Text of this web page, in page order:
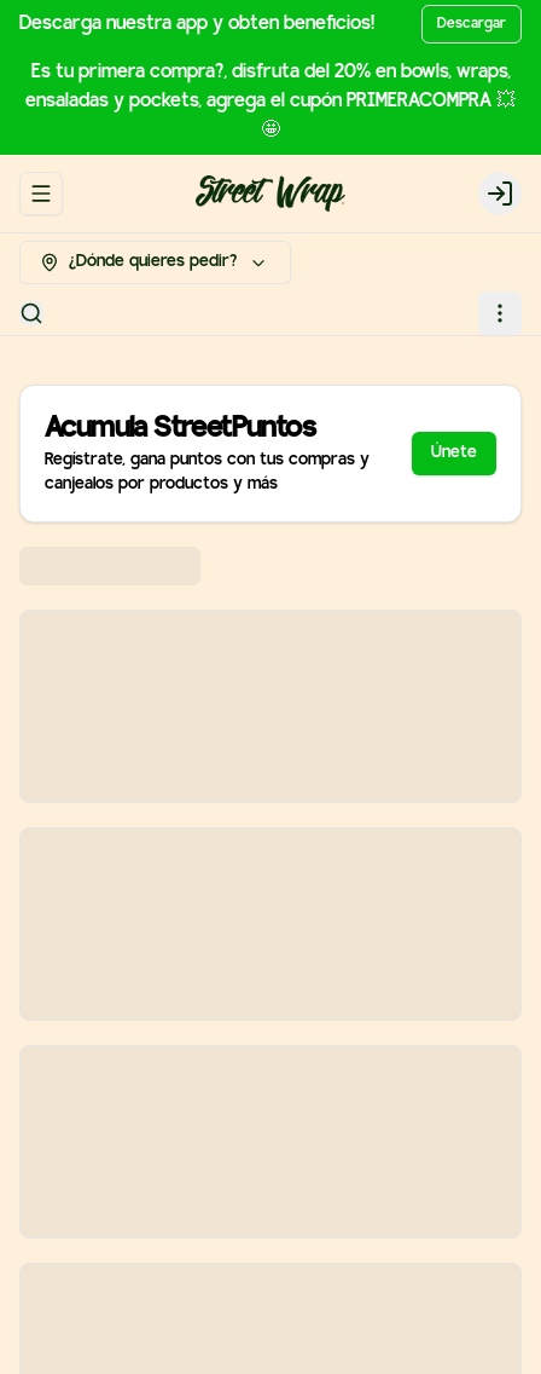
Descarga nuestra app y obten beneficios! Descargar
Es tu primera compra?, disfruta del 20% en bowls, wraps,
ensaladas y pockets, agrega el cupón PRIMERACOMPRA 💥
🤩
Abrir menu de navegación Login
¿Dónde quieres pedir?
AcumulaStreetPuntos
Regístrate, gana puntos con tus compras y
canjealos por productos y más
Únete